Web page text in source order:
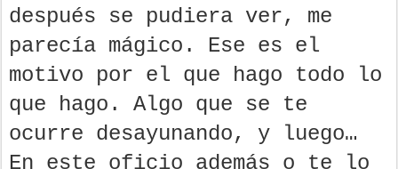
después se pudiera ver, me
parecía mágico. Ese es el
motivo por el que hago todo lo
que hago. Algo que se te
ocurre desayunando, y luego…
En este oficio además o te lo